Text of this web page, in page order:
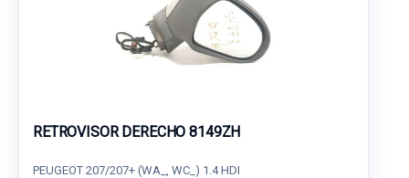
RETROVISOR DERECHO 8149ZH
PEUGEOT 207/207+ (WA_, WC_) 1.4 HDI